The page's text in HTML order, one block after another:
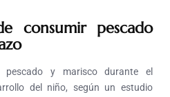
consumir pescado
pescado y marisco durante el
del niño, según un estudio